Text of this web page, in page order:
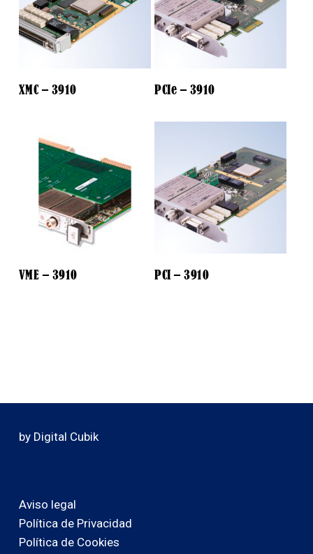
XMC – 3910 PCIe – 3910
VME – 3910 PCI – 3910
by Digital Cubik
Aviso legal
Política de Privacidad
Política de Cookies